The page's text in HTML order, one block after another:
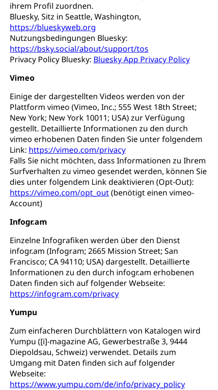
ihrem Profil zuordnen.
Bluesky, Sitz in Seattle, Washington,
https://blueskyweb.org
Nutzungsbedingungen Bluesky:
https://bsky.social/about/support/tos
Privacy Policy Bluesky: Bluesky App Privacy Policy
Vimeo
Einige der dargestellten Videos werden von der
Plattform vimeo (Vimeo, Inc.; 555 West 18th Street;
New York; New York 10011; USA) zur Verfügung
gestellt. Detaillierte Informationen zu den durch
vimeo erhobenen Daten finden Sie unter folgendem
Link: https://vimeo.com/privacy
Falls Sie nicht möchten, dass Informationen zu Ihrem
Surfverhalten zu vimeo gesendet werden, können Sie
dies unter folgendem Link deaktivieren (Opt-Out):
https://vimeo.com/opt_out(benötigt einen vimeo-
Account)
Infogr.am
Einzelne Infografiken werden über den Dienst
infogr.am (Infogram; 2665 Mission Street; San
Francisco; CA 94110; USA) dargestellt. Detaillierte
Informationen zu den durch infogr.am erhobenen
Daten finden sich auf folgender Webseite:
https://infogram.com/privacy
Yumpu
Zum einfacheren Durchblättern von Katalogen wird
Yumpu ([i]-magazine AG, Gewerbestraße 3, 9444
Diepoldsau, Schweiz) verwendet. Details zum
Umgang mit Daten finden sich auf folgender
Webseite:
https://www.yumpu.com/de/info/privacy_policy